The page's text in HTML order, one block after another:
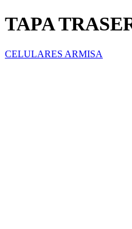
TAPA
CELULARES ARMISA